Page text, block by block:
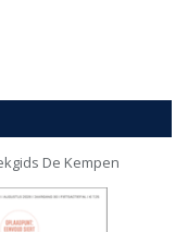
De Kempen